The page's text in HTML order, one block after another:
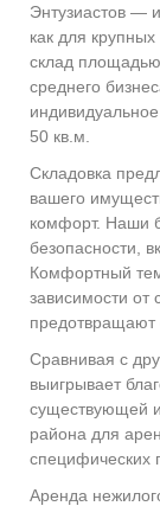
Энтузиастов —
как для
склад
среднего
50 кв.м.
Складовка
вашего
комфорт. Наши
безопасности,
Комфортный
зависимости от
предотвращают
Сравнивая с
выигрывает
существующей
района для
специфических
Аренда